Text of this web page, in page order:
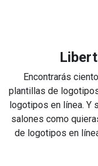
Encontrarás
plantillas de
logotipos en línea. Y
salones como
de logotipos en